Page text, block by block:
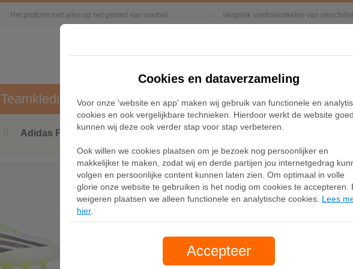
Het platform met alles op het gebied van voetbal Vergelijk voetbalartikelen van
Teamkleding Kleding Sneakers Accessoires
Adidas F50 PRO Multi Ground Voetbalschoenen
Adidas F50 PRO Multi
Voetbalschoenen
Merk:Adidas
gratis verzending
Cookies en dataverzameling
Voor onze 'website en app' maken wij gebruik van functionele en
cookies en ook vergelijkbare technieken. Hierdoor werkt de website
kunnen wij deze ook verder stap voor stap verbeteren.
Ook willen we cookies plaatsen om je bezoek nog persoonlijker en
makkelijker te maken, zodat wij en derde partijen jou internetgedrag
volgen en persoonlijke content kunnen laten zien. Om optimaal in volle
glorie onze website te gebruiken is het nodig om cookies te accepteren.
weigeren plaatsen we alleen functionele en analytische cookies. Lees
hier.
Accepteer